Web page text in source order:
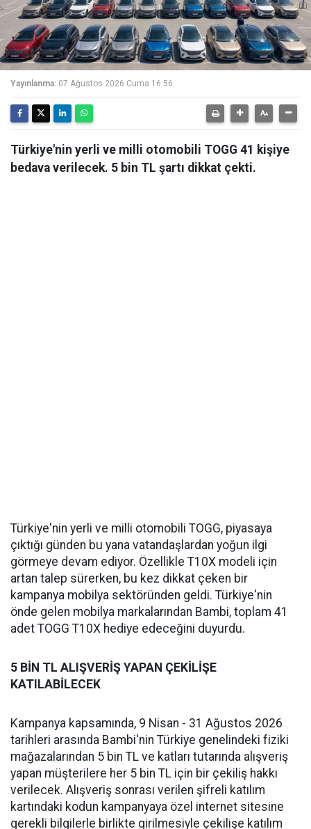
Yayınlanma: 07 Ağustos 2026 Cuma 16:56
Türkiye'nin yerli ve milli otomobili TOGG 41 kişiye
bedava verilecek. 5 bin TL şartı dikkat çekti.
Türkiye'nin yerli ve milli otomobili TOGG, piyasaya
çıktığı günden bu yana vatandaşlardan yoğun ilgi
görmeye devam ediyor. Özellikle T10X modeli için
artan talep sürerken, bu kez dikkat çeken bir
kampanya mobilya sektöründen geldi. Türkiye'nin
önde gelen mobilya markalarından Bambi, toplam 41
adet TOGG T10X hediye edeceğini duyurdu.
5 BİN TL ALIŞVERİŞ YAPAN ÇEKİLİŞE
KATILABİLECEK
Kampanya kapsamında, 9 Nisan - 31 Ağustos 2026
tarihleri arasında Bambi'nin Türkiye genelindeki fiziki
mağazalarından 5 bin TL ve katları tutarında alışveriş
yapan müşterilere her 5 bin TL için bir çekiliş hakkı
verilecek. Alışveriş sonrası verilen şifreli katılım
kartındaki kodun kampanyaya özel internet sitesine
gerekli bilgilerle birlikte girilmesiyle çekilişe katılım